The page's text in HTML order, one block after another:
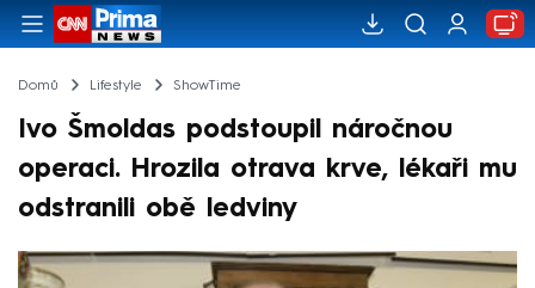
Domů Lifestyle ShowTime
Ivo Šmoldas podstoupil náročnou
operaci. Hrozila otrava krve, lékaři mu
odstranili obě ledviny